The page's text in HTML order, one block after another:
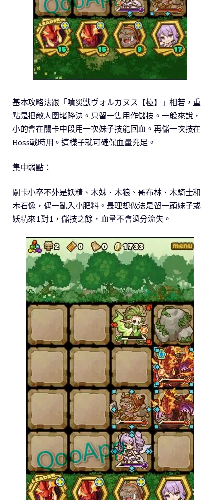
基本攻略法跟「噴災獣ヴォルカヌス【極】」相若，重
點是把敵人圍堵降決。只留一隻用作儲技。一般來說，
小的會在關卡中段用一次妹子技能回血。再儲一次技在
Boss戰時用。這樣子就可確保血量充足。
集中弱點：
關卡小卒不外是妖精、木妹、木狼、哥布林、木騎士和
木石像，偶一亂入小肥料。最理想做法是留一頭妹子或
妖精來1對1，儲技之餘，血量不會過分流失。